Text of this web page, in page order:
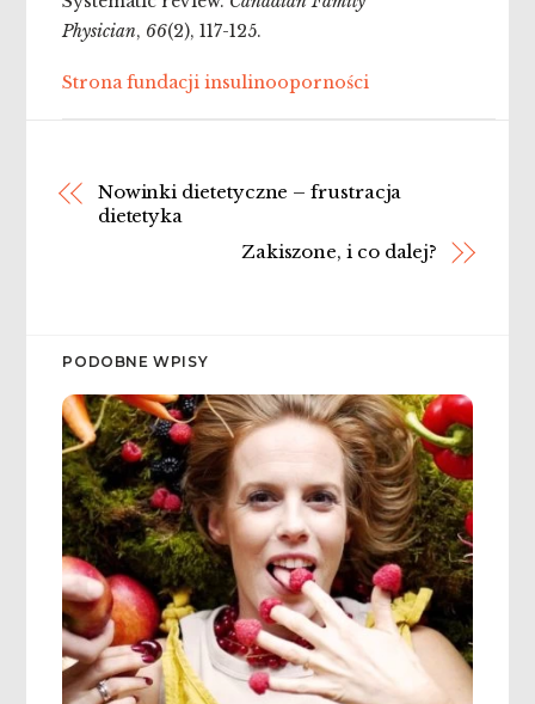
Physician, 66(2), 117-125.
Strona fundacji insulinooporności
Nowinki dietetyczne – frustracja
dietetyka
Zakiszone, i co dalej?
PODOBNE WPISY